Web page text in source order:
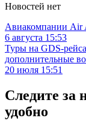
Новостей нет
Авиакомпании Air
6 августа 15:53
Туры на GDS-
дополнительные
20 июля 15:51
Следите за
удобно